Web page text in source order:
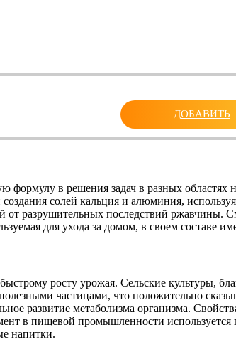
ДОБАВИТЬ
в решения задач в разных
солей кальция и алюминия,
разрушительных последствий ржавчины.
для ухода за домом, в своем составе
росту урожая. Сельские культуры,
частицами, что положительно
развитие метаболизма организма.
в пищевой промышленности
напитки.